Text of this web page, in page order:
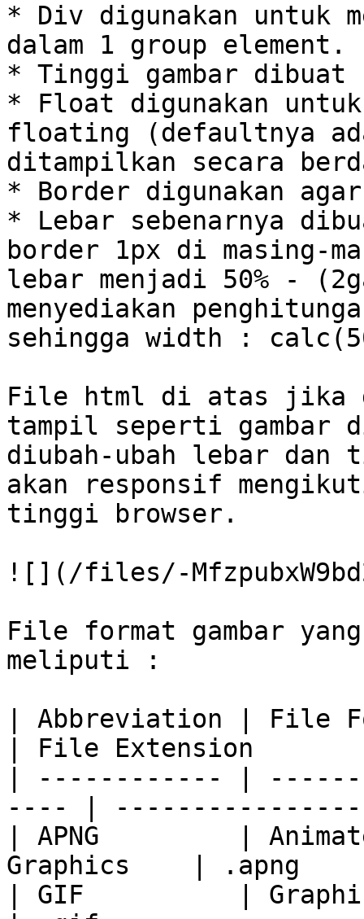
* Div digunakan untuk
dalam 1 group element.
* Tinggi gambar dibuat
* Float digunakan untuk
floating (defaultnya
ditampilkan secara
* Border digunakan
* Lebar sebenarnya
border 1px di masing-
lebar menjadi 50% -
menyediakan
sehingga width :
File html di atas jika
tampil seperti gambar
diubah-ubah lebar dan
akan responsif
tinggi browser.
![](/files/-
File format gambar
meliputi :
| Abbreviation | File
| File Extension
| ------------ |
---- |
| APNG         |
Graphics    |
| GIF          |